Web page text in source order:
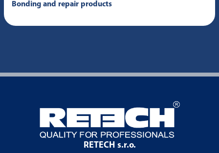
Bonding and repair products
RETECH s.r.o.